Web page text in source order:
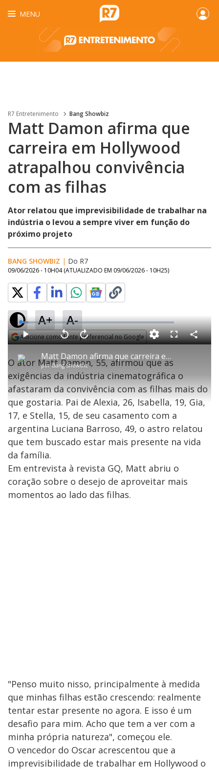
MENU
R7 Entretenimento Bang Showbiz
Matt Damon afirma que
carreira em Hollywood
atrapalhou convivência
com as filhas
Ator relatou que imprevisibilidade de trabalhar na
indústria o levou a sempre viver em função do
próximo projeto
BANG SHOWBIZ | Do R7
09/06/2026 - 10H04 (ATUALIZADO EM 09/06/2026 - 10H25)
A+ A-
Adicione como fonte preferencial no Google
P
l
a
y
V
i
Matt Damon afirma que carreira em Hollywood atrapalhou convivência com as filhas
porBang Showbiz
P V
l
t
a
r
n
d
o
s
A
n
ç
a
r
1
s
e
u
n
o
s
M
u
d
o
L
o
a
d
e
5
.
0
7
%
F
e
n
C
o
a
O ator Matt Damon, 55, afirmou que as
exigências da indústria cinematográfica o
afastaram da convivência com as filhas mais do
que gostaria. Pai de Alexia, 26, Isabella, 19, Gia,
17, e Stella, 15, de seu casamento com a
argentina Luciana Barroso, 49, o astro relatou
que tem buscado estar mais presente na vida
da família.
Em entrevista à revista GQ, Matt abriu o
coração sobre o desejo de aproveitar mais
momentos ao lado das filhas.
"Penso muito nisso, principalmente à medida
que minhas filhas estão crescendo: realmente
tentar estar presente no agora. E isso é um
desafio para mim. Acho que tem a ver com a
minha própria natureza", começou ele.
O vencedor do Oscar acrescentou que a
imprevisibilidade de trabalhar em Hollywood o